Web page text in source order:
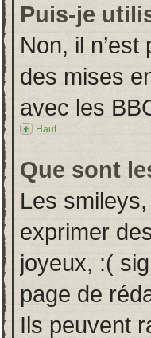
Puis-je
Non, il
des mises
avec les
Haut
Que sont
Les
exprimer
joyeux, :(
page de
Ils peuvent